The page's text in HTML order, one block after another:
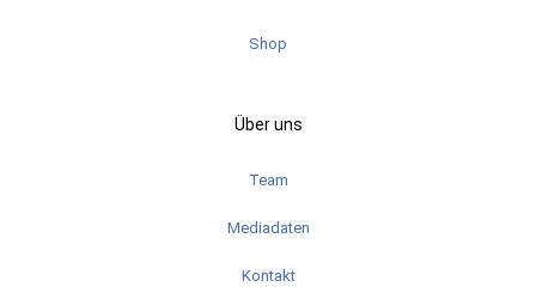
Shop
Über uns
Team
Mediadaten
Kontakt